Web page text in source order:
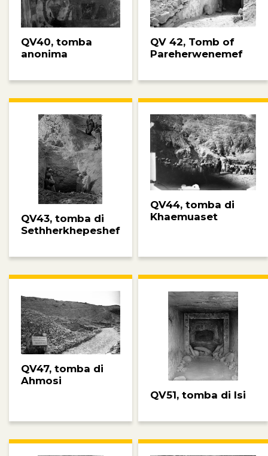
QV40, tomba
anonima
QV 42, Tomb of
Pareherwenemef
QV43, tomba di
Sethherkhepeshef
QV44, tomba di
Khaemuaset
QV47, tomba di
Ahmosi
QV51, tomba di Isi